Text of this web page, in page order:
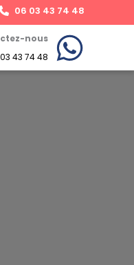
06 03 43 74 48
nous
43 74 48